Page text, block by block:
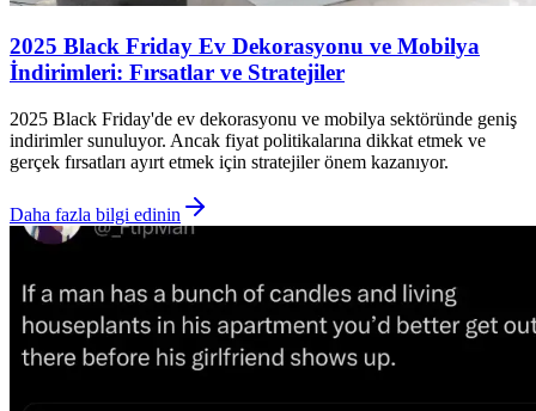
2025 Black Friday Ev Dekorasyonu ve Mobilya
İndirimleri: Fırsatlar ve Stratejiler
2025 Black Friday'de ev dekorasyonu ve mobilya sektöründe geniş
indirimler sunuluyor. Ancak fiyat politikalarına dikkat etmek ve
gerçek fırsatları ayırt etmek için stratejiler önem kazanıyor.
Daha fazla bilgi edinin